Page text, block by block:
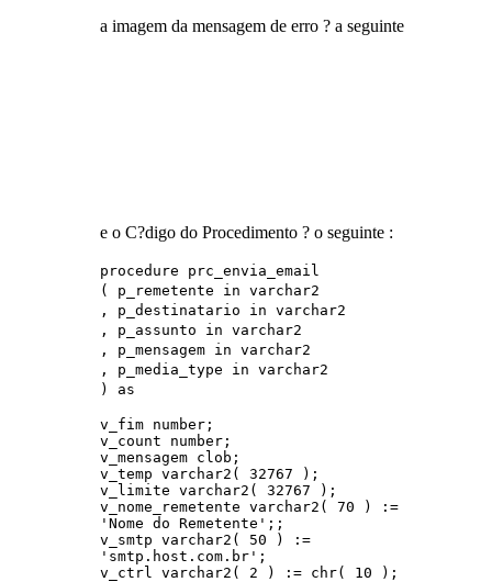
a imagem da mensagem de erro ? a seguinte
e o C?digo do Procedimento ? o seguinte :
procedure prc_envia_email
( p_remetente in varchar2
, p_destinatario in varchar2
, p_assunto in varchar2
, p_mensagem in varchar2
, p_media_type in varchar2
) as
v_fim number;
v_count number;
v_mensagem clob;
v_temp varchar2( 32767 );
v_limite varchar2( 32767 );
v_nome_remetente varchar2( 70 ) :=
'Nome do Remetente';;
v_smtp varchar2( 50 ) :=
'smtp.host.com.br';
v_ctrl varchar2( 2 ) := chr( 10 );